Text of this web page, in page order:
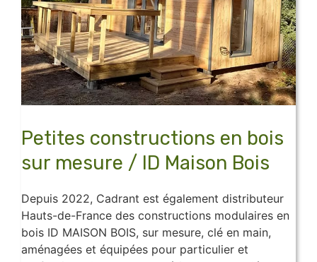
Petites constructions en bois
sur mesure / ID Maison Bois
Depuis 2022, Cadrant est également distributeur
Hauts-de-France des constructions modulaires en
bois ID MAISON BOIS, sur mesure, clé en main,
aménagées et équipées pour particulier et